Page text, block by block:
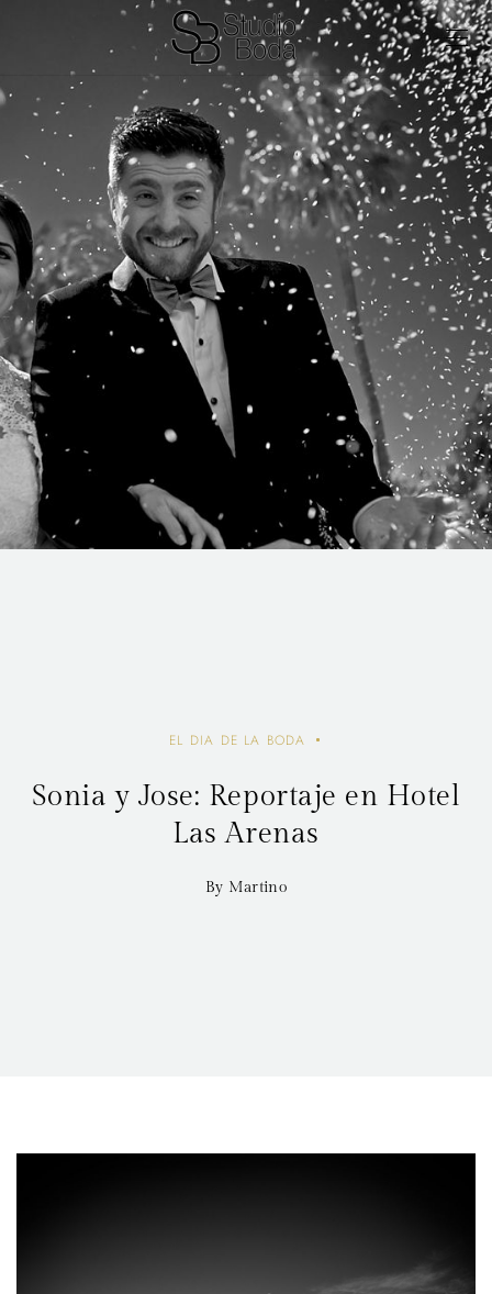
EL DIA DE LA BODA
Sonia y Jose: Reportaje en Hotel
Las Arenas
By Martino